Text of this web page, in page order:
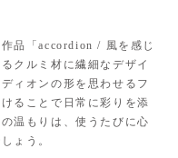
品「accordion / 風を感じ
クルミ材に繊細なデザイ
ィオンの形を思わせるフ
ることで日常に彩りを添
温もりは、使うたびに心
ょう。